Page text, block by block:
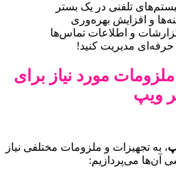
تلفنی در یک بستر
و افزایش بهره‌وری
و اطلاعات تماس‌ها
حرفه‌ای مدیریت کنید!
مورد نیاز برای
ویپ
، به تجهیزات و ملزومات مختلفی نیاز
آن‌ها می‌پردازیم: